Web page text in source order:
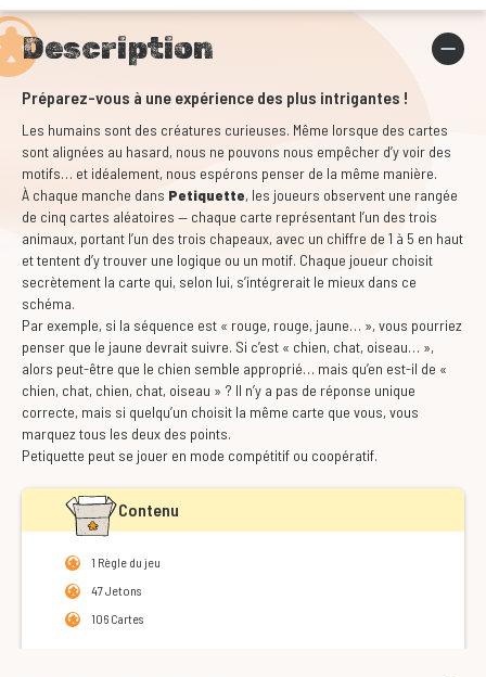
Description
Préparez-vous à une expérience des plus intrigantes !
Les humains sont des créatures curieuses. Même lorsque des cartes
sont alignées au hasard, nous ne pouvons nous empêcher d’y voir des
motifs… et idéalement, nous espérons penser de la même manière.
À chaque manche dans Petiquette, les joueurs observent une rangée
de cinq cartes aléatoires — chaque carte représentant l’un des trois
animaux, portant l’un des trois chapeaux, avec un chiffre de 1 à 5 en haut
et tentent d’y trouver une logique ou un motif. Chaque joueur choisit
secrètement la carte qui, selon lui, s’intégrerait le mieux dans ce
schéma.
Par exemple, si la séquence est « rouge, rouge, jaune… », vous pourriez
penser que le jaune devrait suivre. Si c’est « chien, chat, oiseau… »,
alors peut-être que le chien semble approprié… mais qu’en est-il de «
chien, chat, chien, chat, oiseau » ? Il n’y a pas de réponse unique
correcte, mais si quelqu’un choisit la même carte que vous, vous
marquez tous les deux des points.
Petiquette peut se jouer en mode compétitif ou coopératif.
Contenu
1 Règle du jeu
47 Jetons
106 Cartes